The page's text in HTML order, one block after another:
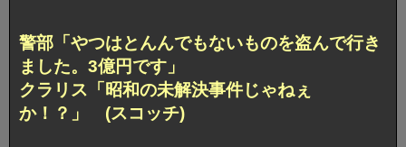
警部「やつはとんんでもないものを盗んで行き
ました。3億円です」
クラリス「昭和の未解決事件じゃねぇ
か！？」 (スコッチ)